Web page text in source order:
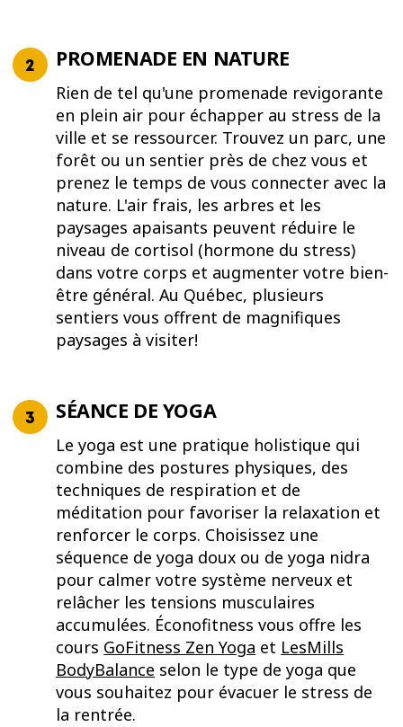
PROMENADE EN NATURE
Rien de tel qu'une promenade revigorante
en plein air pour échapper au stress de la
ville et se ressourcer. Trouvez un parc, une
forêt ou un sentier près de chez vous et
prenez le temps de vous connecter avec la
nature. L'air frais, les arbres et les
paysages apaisants peuvent réduire le
niveau de cortisol (hormone du stress)
dans votre corps et augmenter votre bien-
être général. Au Québec, plusieurs
sentiers vous offrent de magnifiques
paysages à visiter!
SÉANCE DE YOGA
Le yoga est une pratique holistique qui
combine des postures physiques, des
techniques de respiration et de
méditation pour favoriser la relaxation et
renforcer le corps. Choisissez une
séquence de yoga doux ou de yoga nidra
pour calmer votre système nerveux et
relâcher les tensions musculaires
accumulées. Éconofitness vous offre les
cours GoFitness Zen Yoga et LesMills
BodyBalance selon le type de yoga que
vous souhaitez pour évacuer le stress de
la rentrée.